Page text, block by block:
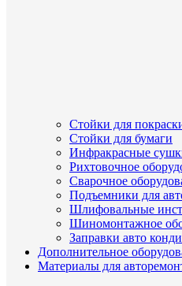
Стойки для
Стойки для бумаги
Инфракрасные
Рихтовочное
Сварочное
Подъемники для
Шлифовальные
Шиномонтажное
Заправки авто
Дополнительное
Материалы для